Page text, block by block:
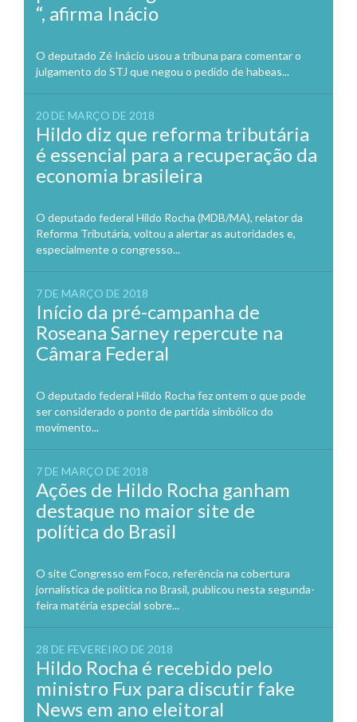
“, afirma Inácio
O deputado Zé Inácio usou a tribuna para comentar o
julgamento do STJ que negou o pedido de habeas...
20 DE MARÇO DE 2018
Hildo diz que reforma tributária
é essencial para a recuperação da
economia brasileira
O deputado federal Hildo Rocha (MDB/MA), relator da
Reforma Tributária, voltou a alertar as autoridades e,
especialmente o congresso...
7 DE MARÇO DE 2018
Início da pré-campanha de
Roseana Sarney repercute na
Câmara Federal
O deputado federal Hildo Rocha fez ontem o que pode
ser considerado o ponto de partida simbólico do
movimento...
7 DE MARÇO DE 2018
Ações de Hildo Rocha ganham
destaque no maior site de
política do Brasil
O site Congresso em Foco, referência na cobertura
jornalística de política no Brasil, publicou nesta segunda-
feira matéria especial sobre...
28 DE FEVEREIRO DE 2018
Hildo Rocha é recebido pelo
ministro Fux para discutir fake
News em ano eleitoral